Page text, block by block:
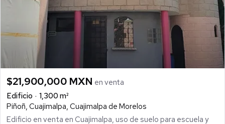
$21,900,000 MXN en venta
Edificio
1,300 m²
Piñoñ, Cuajimalpa, Cuajimalpa de Morelos
Edificio en venta en Cuajimalpa, uso de suelo para escuela y